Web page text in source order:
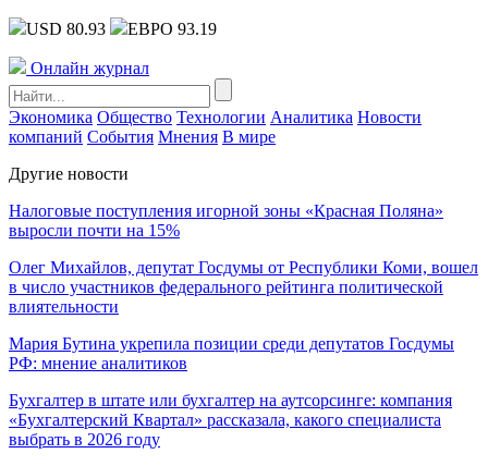
USD 80.93 ЕВРО 93.19
Онлайн журнал
Экономика Общество Технологии Аналитика Новости
компаний События Мнения В мире
Другие новости
Налоговые поступления игорной зоны «Красная Поляна»
выросли почти на 15%
Олег Михайлов, депутат Госдумы от Республики Коми, вошел
в число участников федерального рейтинга политической
влиятельности
Мария Бутина укрепила позиции среди депутатов Госдумы
РФ: мнение аналитиков
Бухгалтер в штате или бухгалтер на аутсорсинге: компания
«Бухгалтерский Квартал» рассказала, какого специалиста
выбрать в 2026 году